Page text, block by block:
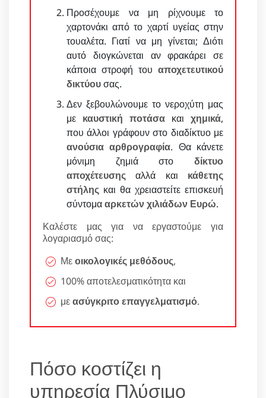
Προσέχουμε να μη ρίχνουμε το
χαρτονάκι από το χαρτί υγείας στην
τουαλέτα. Γιατί να μη γίνεται; Διότι
αυτό διογκώνεται αν φρακάρει σε
κάποια στροφή του αποχετευτικού
δικτύουσας.
Δεν ξεβουλώνουμε το νεροχύτη μας
με καυστική ποτάσα και χημικά,
που άλλοι γράφουν στο διαδίκτυο με
ανούσια αρθρογραφία. Θα κάνετε
μόνιμη ζημιά στο δίκτυο
αποχέτευσης αλλά και κάθετης
στήλης και θα χρειαστείτε επισκευή
σύντομααρκετών χιλιάδων Ευρώ.
Καλέστε μας για να εργαστούμε για
λογαριασμό σας:
Μεοικολογικές μεθόδους,
100% αποτελεσματικότητα και
μεασύγκριτο επαγγελματισμό.
Πόσο κοστίζει η
υπηρεσία Πλύσιμο